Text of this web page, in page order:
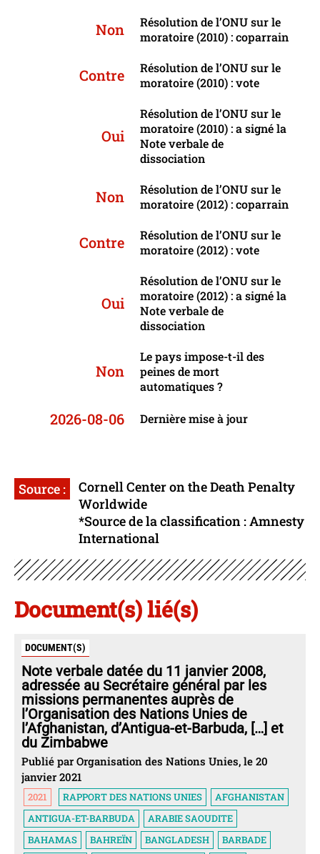
Non
Résolution de l’ONU sur le
moratoire (2010) : coparrain
Contre
Résolution de l’ONU sur le
moratoire (2010) : vote
Oui
Résolution de l’ONU sur le
moratoire (2010) : a signé la
Note verbale de
dissociation
Non
Résolution de l’ONU sur le
moratoire (2012) : coparrain
Contre
Résolution de l’ONU sur le
moratoire (2012) : vote
Oui
Résolution de l’ONU sur le
moratoire (2012) : a signé la
Note verbale de
dissociation
Non
Le pays impose-t-il des
peines de mort
automatiques ?
2026-08-06 Dernière mise à jour
Source :
Cornell Center on the Death Penalty
Worldwide
*Source de la classification : Amnesty
International
Document(s) lié(s)
DOCUMENT(S)
Note verbale datée du 11 janvier 2008,
adressée au Secrétaire général par les
missions permanentes auprès de
l’Organisation des Nations Unies de
l’Afghanistan, d’Antigua-et-Barbuda, […] et
du Zimbabwe
Publié par Organisation des Nations Unies, le 20
janvier 2021
2021 RAPPORT DES NATIONS UNIES
AFGHANISTAN
ANTIGUA-ET-BARBUDA
ARABIE SAOUDITE
BAHAMAS
BAHREÏN BANGLADESH
BARBADE